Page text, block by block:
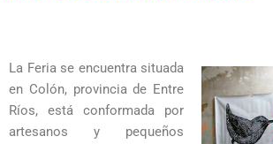
La Feria se encuentra situada
en Colón, provincia de Entre
Ríos, está conformada por
artesanos y pequeños